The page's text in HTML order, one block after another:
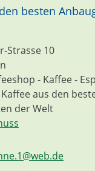
besten
- Kaffee -
aus den
der Welt
Strasse 10